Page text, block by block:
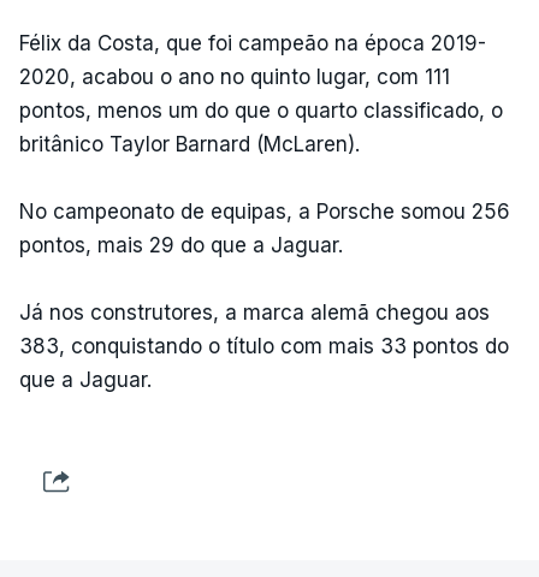
Félix da Costa, que foi campeão na época 2019-
2020, acabou o ano no quinto lugar, com 111
pontos, menos um do que o quarto classificado, o
britânico Taylor Barnard (McLaren).
No campeonato de equipas, a Porsche somou 256
pontos, mais 29 do que a Jaguar.
Já nos construtores, a marca alemã chegou aos
383, conquistando o título com mais 33 pontos do
que a Jaguar.